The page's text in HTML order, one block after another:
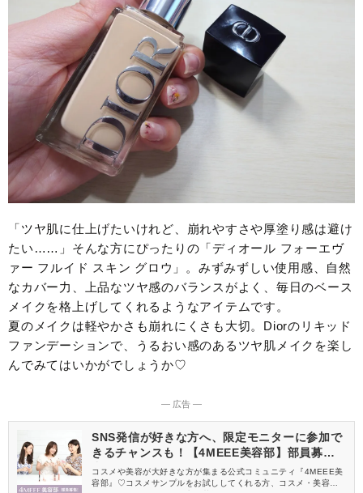
「ツヤ肌に仕上げたいけれど、崩れやすさや厚塗り感は避け
たい……」そんな方にぴったりの「ディオール フォーエヴ
ァー フルイド スキン グロウ」。みずみずしい使用感、自然
なカバー力、上品なツヤ感のバランスがよく、毎日のベース
メイクを格上げしてくれるようなアイテムです。
夏のメイクは軽やかさも崩れにくさも大切。Diorのリキッド
ファンデーションで、うるおい感のあるツヤ肌メイクを楽し
んでみてはいかがでしょうか♡
― 広告 ―
SNS発信が好きな方へ、限定モニターに参加で
きるチャンスも！【4MEEE美容部】部員募集
中
コスメや美容が大好きな方が集まる公式コミュニティ『4MEEE美
容部』♡コスメサンプルをお試ししてくれる方、コスメ・美容情報